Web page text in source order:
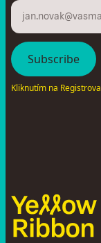
Kliknutím na